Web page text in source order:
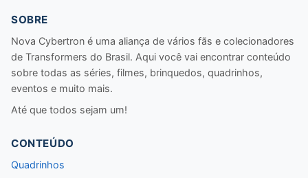
SOBRE
Nova Cybertron é uma aliança de vários fãs e colecionadores
de Transformers do Brasil. Aqui você vai encontrar conteúdo
sobre todas as séries, filmes, brinquedos, quadrinhos,
eventos e muito mais.
Até que todos sejam um!
CONTEÚDO
Quadrinhos